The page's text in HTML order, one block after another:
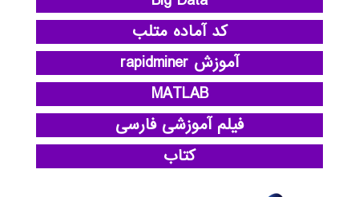
کد آماده متلب
آموزش rapidminer
MATLAB
فیلم آموزشی فارسی
کتاب